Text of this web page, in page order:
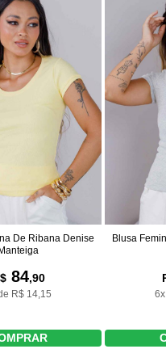
De Ribana Denise
84,90
R$ 14,15
Blusa